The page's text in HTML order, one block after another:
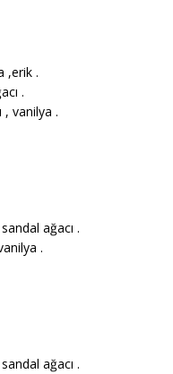
,erik .
.
, vanilya .
ağacı .
.
ağacı .